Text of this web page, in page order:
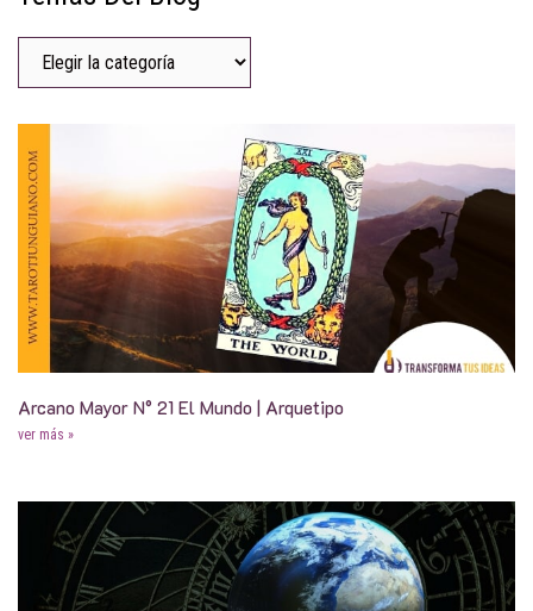
Arcano Mayor N° 21 El Mundo | Arquetipo
ver más »